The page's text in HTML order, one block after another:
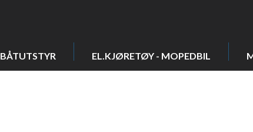
BÅTUTSTYR EL.KJØRETØY - MOPEDBIL